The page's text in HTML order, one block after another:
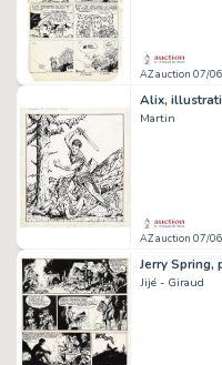
AZ auction 07/
Alix,
Martin
AZ auction 07/
Jerry Spring,
Jijé - Giraud